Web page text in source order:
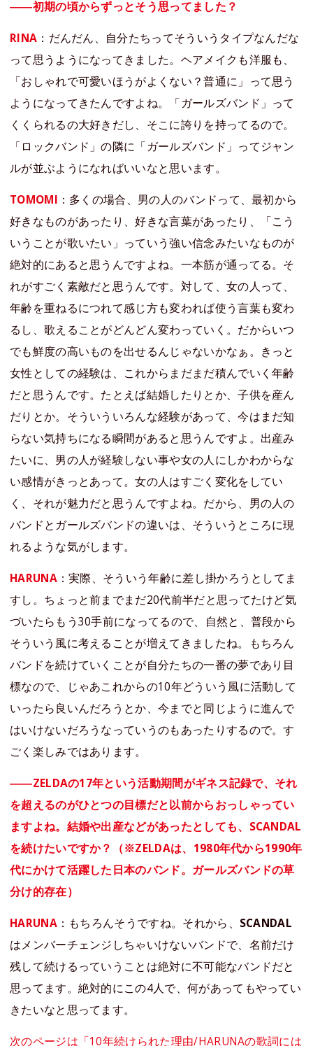
――初期の頃からずっとそう思ってました？
RINA ：だんだん、自分たちってそういうタイプなんだな
って思うようになってきました。ヘアメイクも洋服も、
「おしゃれで可愛いほうがよくない？普通に」って思う
ようになってきたんですよね。「ガールズバンド」って
くくられるの大好きだし、そこに誇りを持ってるので。
「ロックバンド」の隣に「ガールズバンド」ってジャン
ルが並ぶようになればいいなと思います。
TOMOMI ：多くの場合、男の人のバンドって、最初から
好きなものがあったり、好きな言葉があったり、「こう
いうことが歌いたい」っていう強い信念みたいなものが
絶対的にあると思うんですよね。一本筋が通ってる。そ
れがすごく素敵だと思うんです。対して、女の人って、
年齢を重ねるにつれて感じ方も変われば使う言葉も変わ
るし、歌えることがどんどん変わっていく。だからいつ
でも鮮度の高いものを出せるんじゃないかなぁ。きっと
女性としての経験は、これからまだまだ積んでいく年齢
だと思うんです。たとえば結婚したりとか、子供を産ん
だりとか。そういういろんな経験があって、今はまだ知
らない気持ちになる瞬間があると思うんですよ。出産み
たいに、男の人が経験しない事や女の人にしかわからな
い感情がきっとあって。女の人はすごく変化をしてい
く、それが魅力だと思うんですよね。だから、男の人の
バンドとガールズバンドの違いは、そういうところに現
れるような気がします。
HARUNA：実際、そういう年齢に差し掛かろうとしてま
すし。ちょっと前までまだ20代前半だと思ってたけど気
づいたらもう30手前になってるので、自然と、普段から
そういう風に考えることが増えてきましたね。もちろん
バンドを続けていくことが自分たちの一番の夢であり目
標なので、じゃあこれからの10年どういう風に活動して
いったら良いんだろうとか、今までと同じように進んで
はいけないだろうなっていうのもあったりするので。す
ごく楽しみではあります。
――ZELDAの17年という活動期間がギネス記録で、それ
を超えるのがひとつの目標だと以前からおっしゃってい
ますよね。結婚や出産などがあったとしても、SCANDAL
を続けたいですか？（※ZELDAは、1980年代から1990年
代にかけて活躍した日本のバンド。ガールズバンドの草
分け的存在）
HARUNA：もちろんそうですね。それから、 SCANDAL
はメンバーチェンジしちゃいけないバンドで、名前だけ
残して続けるっていうことは絶対に不可能なバンドだと
思ってます。絶対的にこの4人で、何があってもやってい
きたいなと思ってます。
次のページは「10年続けられた理由/HARUNAの歌詞には